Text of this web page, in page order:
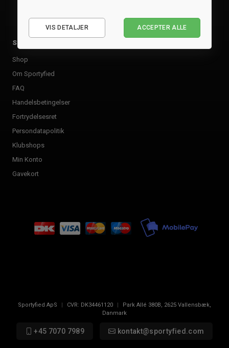
Sportyfied
Shop
Om Sportyfied
FAQ
Handelsbetingelser
Fortrydelsesret
Persondatapolitik
Klubshops
Min Konto
Gavekort
Sportyfied ApS | CVR: DK34461120 | Park Allé 380B, 2625 Vallensbæk,
Danmark
+45 7070 7989 kontakt@sportyfied.com
Statistiske
VIS DETALJER ACCEPTER ALLE